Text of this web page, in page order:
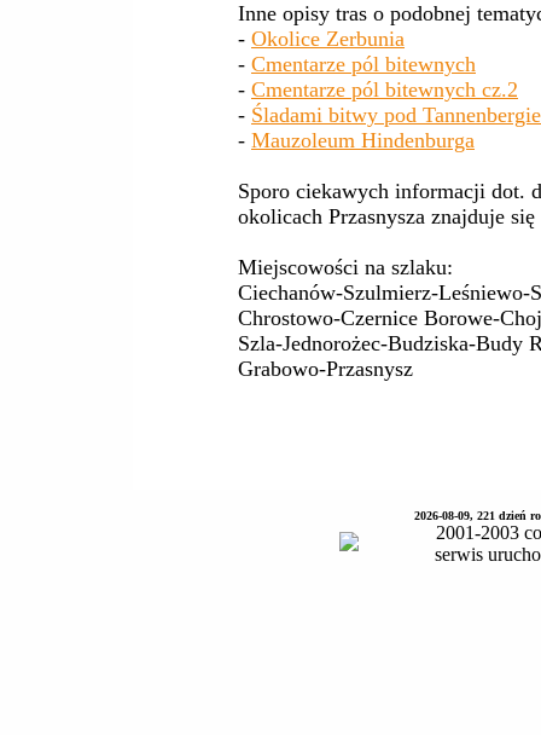
Inne opisy tras o podobnej
- Okolice Zerbunia
- Cmentarze pól bitewnych
- Cmentarze pól bitewnych cz.2
- Śladami bitwy pod
- Mauzoleum Hindenburga
Sporo ciekawych informacji dot.
okolicach Przasnysza znajduje
Miejscowości na szlaku:
Ciechanów-Szulmierz-
Chrostowo-Czernice Borowe-
Szla-Jednorożec-Budziska-Budy
Grabowo-Przasnysz
2026-08-09, 221 dzień
2001-2003
serwis